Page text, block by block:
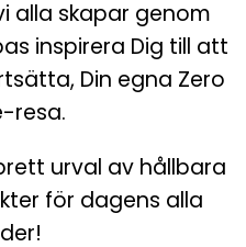
alla skapar genom
inspirera Dig till att
Din egna Zero
resa.
urval av hållbara
för dagens alla